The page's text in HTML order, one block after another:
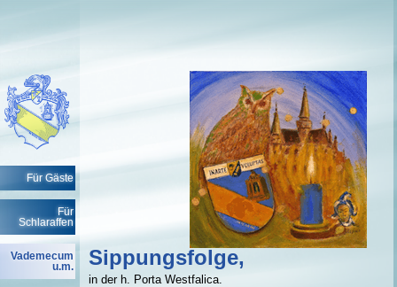
Für Gäste
Für
Schlaraffen
Vademecum
u.m.
Sippungsfolge,
in der h. Porta Westfalica.